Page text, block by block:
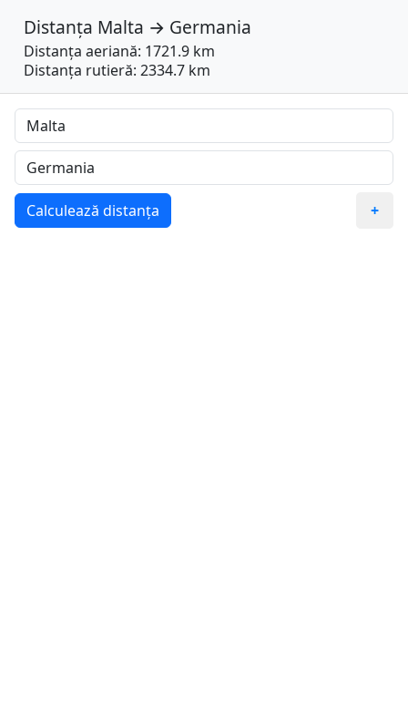
Distanța Malta → Germania
Distanța aeriană: 1721.9 km
Distanța rutieră: 2334.7 km
Calculează distanța +